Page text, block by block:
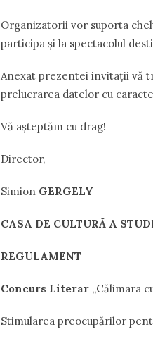
Organizatorii vor suporta
participa și la spectacolul
Anexat prezentei invitații vă
prelucrarea datelor cu
Vă așteptăm cu drag!
Director,
Simion GERGELY
CASA DE CULTURĂ A
REGULAMENT
Concurs Literar „Călimara
Stimularea preocupărilor